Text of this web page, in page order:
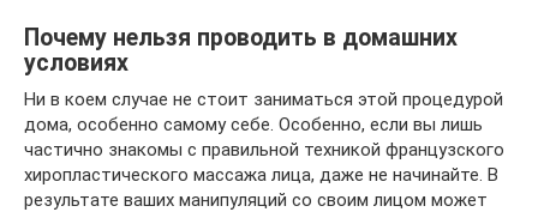
Почему нельзя проводить в домашних
условиях
Ни в коем случае не стоит заниматься этой процедурой
дома, особенно самому себе. Особенно, если вы лишь
частично знакомы с правильной техникой французского
хиропластического массажа лица, даже не начинайте. В
результате ваших манипуляций со своим лицом может